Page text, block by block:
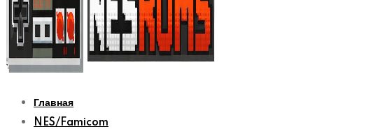
Главная
NES/Famicom